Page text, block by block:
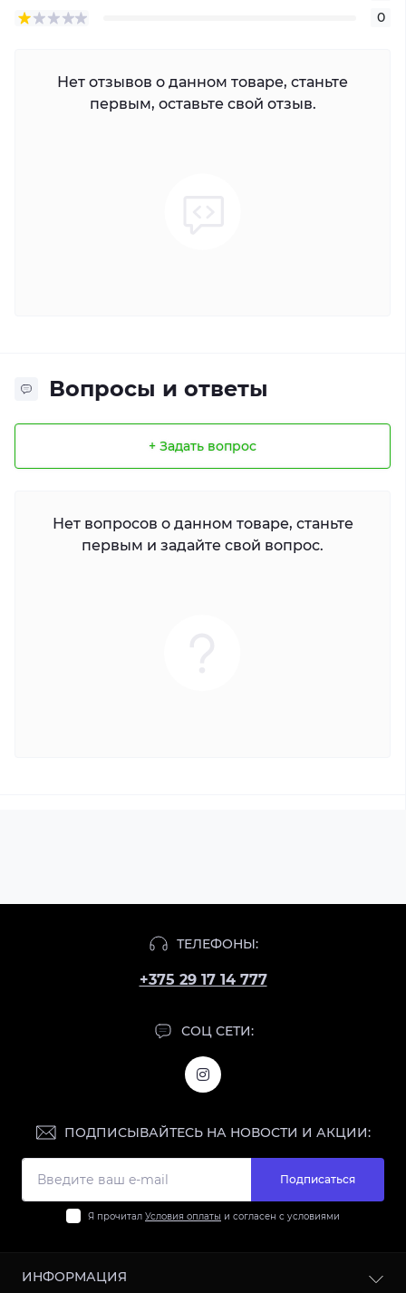
0
Нет отзывов о данном товаре, станьте
первым, оставьте свой отзыв.
Вопросы и ответы
+ Задать вопрос
Нет вопросов о данном товаре, станьте
первым и задайте свой вопрос.
ТЕЛЕФОНЫ:
+375 29 17 14 777
СОЦ СЕТИ:
ПОДПИСЫВАЙТЕСЬ НА НОВОСТИ И АКЦИИ:
Подписаться
Я прочитал Условия оплаты и согласен с условиями
ИНФОРМАЦИЯ